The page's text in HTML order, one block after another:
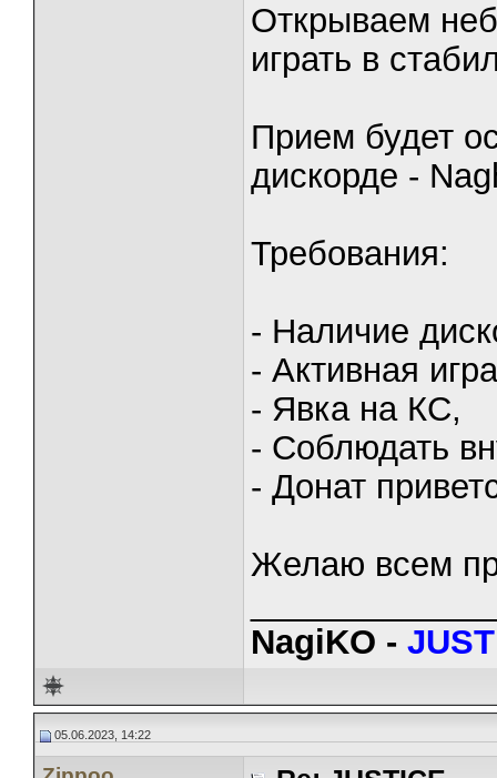
Открываем
играть в
Прием будет
дискорде -
Требования:
- Наличие
- Активная
- Явка на КС,
- Соблюдать
- Донат
Желаю всем
NagiKO -
05.06.2023, 14:22